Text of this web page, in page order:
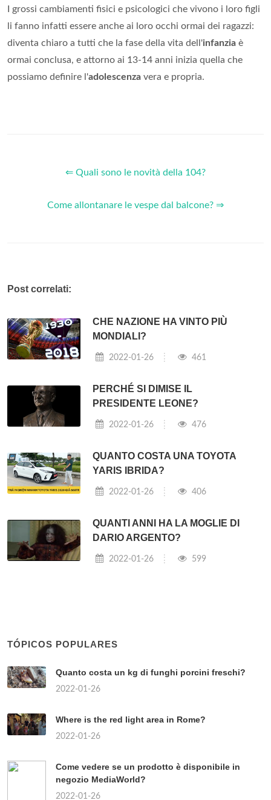
I grossi cambiamenti fisici e psicologici che vivono i loro figli
li fanno infatti essere anche ai loro occhi ormai dei ragazzi:
diventa chiaro a tutti che la fase della vita dell'infanzia è
ormai conclusa, e attorno ai 13-14 anni inizia quella che
possiamo definire l'adolescenza vera e propria.
⇐ Quali sono le novità della 104?
Come allontanare le vespe dal balcone? ⇒
Post correlati:
CHE NAZIONE HA VINTO PIÙ
MONDIALI?
2022-01-26 461
PERCHÉ SI DIMISE IL
PRESIDENTE LEONE?
2022-01-26 476
QUANTO COSTA UNA TOYOTA
YARIS IBRIDA?
2022-01-26 406
QUANTI ANNI HA LA MOGLIE DI
DARIO ARGENTO?
2022-01-26 599
TÓPICOS POPULARES
Quanto costa un kg di funghi porcini freschi?
2022-01-26
Where is the red light area in Rome?
2022-01-26
Come vedere se un prodotto è disponibile in
negozio MediaWorld?
2022-01-26